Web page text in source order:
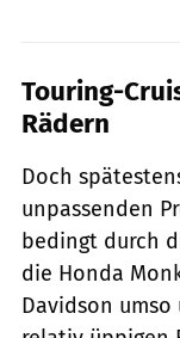
Touring-
Rädern
Doch
unpassenden
bedingt durch
die Honda
Davidson